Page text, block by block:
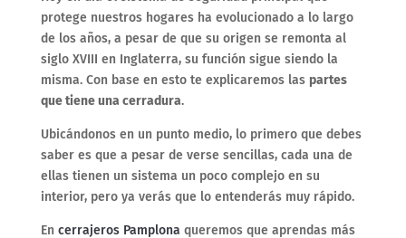
protege nuestros hogares ha evolucionado a lo largo
de los años, a pesar de que su origen se remonta al
siglo XVIII en Inglaterra, su función sigue siendo la
misma. Con base en esto te explicaremos las partes
que tiene una cerradura.
Ubicándonos en un punto medio, lo primero que debes
saber es que a pesar de verse sencillas, cada una de
ellas tienen un sistema un poco complejo en su
interior, pero ya verás que lo entenderás muy rápido.
En cerrajeros Pamplona queremos que aprendas más